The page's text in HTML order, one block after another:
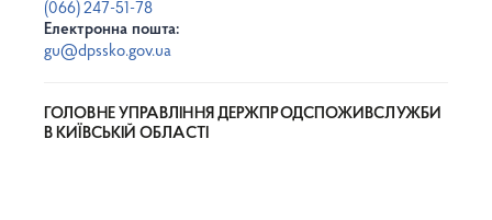
(066) 247-51-78
Електронна пошта:
gu@dpssko.gov.ua
ГОЛОВНЕ УПРАВЛІННЯ ДЕРЖПРОДСПОЖИВСЛУЖБИ
В КИЇВСЬКІЙ ОБЛАСТІ